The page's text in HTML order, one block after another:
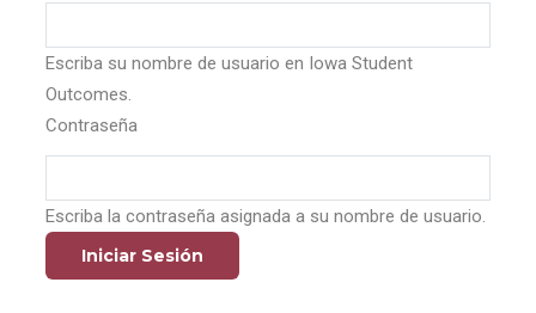
Escriba su nombre de usuario en Iowa Student
Outcomes.
Contraseña
Escriba la contraseña asignada a su nombre de usuario.